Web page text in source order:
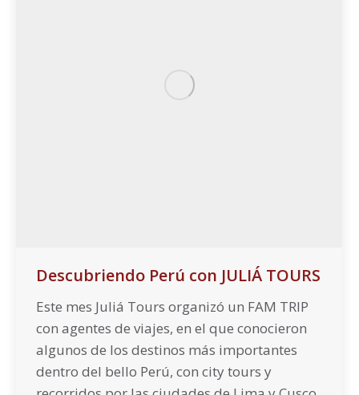
Descubriendo Perú con JULIÁ TOURS
Este mes Juliá Tours organizó un FAM TRIP
con agentes de viajes, en el que conocieron
algunos de los destinos más importantes
dentro del bello Perú, con city tours y